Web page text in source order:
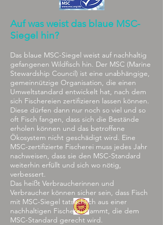
Auf was weist das blaue MSC-
Siegel hin?
Das blaue MSC-Siegel weist auf nachhaltig
gefangenen Wildfisch hin. Der MSC (Marine
Stewardship Council) ist eine unabhängige,
gemeinnützige Organisation, die einen
Umweltstandard entwickelt hat, nach dem
sich Fischereien zertifizieren lassen können.
Diese dürfen dann nur noch so viel und so
oft Fisch fangen, dass sich die Bestände
erholen können und das betroffene
Ökosystem nicht geschädigt wird. Eine
MSC-zertifizierte Fischerei muss jedes Jahr
nachweisen, dass sie den MSC-Standard
weiterhin erfüllt und sich wo nötig,
verbessert.
Das heißt Verbraucherinnen und
Verbraucher können sicher sein, dass Fisch
mit MSC-Siegel tatsächlich aus einer
nachhaltigen Fischerei stammt, die dem
MSC-Standard gerecht wird.